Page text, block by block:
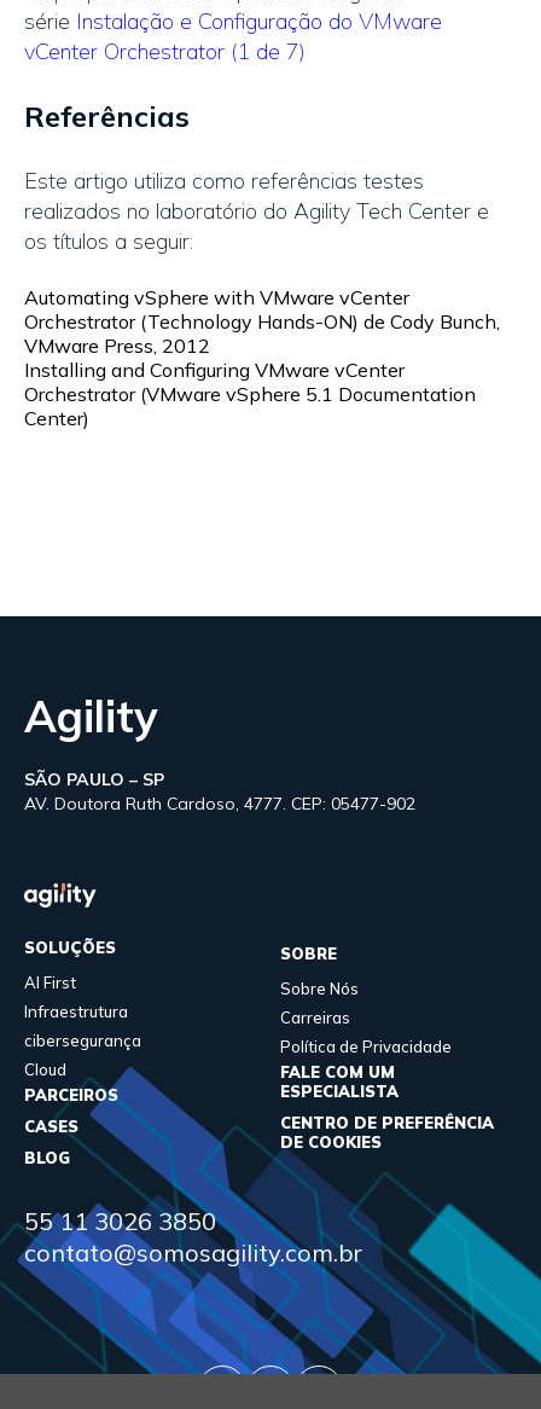
série Instalação e Configuração do VMware
vCenter Orchestrator (1 de 7)
Referências
Este artigo utiliza como referências testes
realizados no laboratório do Agility Tech Center e
os títulos a seguir:
Automating vSphere with VMware vCenter
Orchestrator (Technology Hands-ON) de Cody Bunch,
VMware Press, 2012
Installing and Configuring VMware vCenter
Orchestrator (VMware vSphere 5.1 Documentation
Center)
Agility
SÃO PAULO – SP
AV. Doutora Ruth Cardoso, 4777. CEP: 05477-902
SOLUÇÕES
AI First
Infraestrutura
cibersegurança
Cloud
PARCEIROS
CASES
BLOG
SOBRE
Sobre Nós
Carreiras
Política de Privacidade
FALE COM UM
ESPECIALISTA
CENTRO DE PREFERÊNCIA
DE COOKIES
55 11 3026 3850
contato@somosagility.com.br